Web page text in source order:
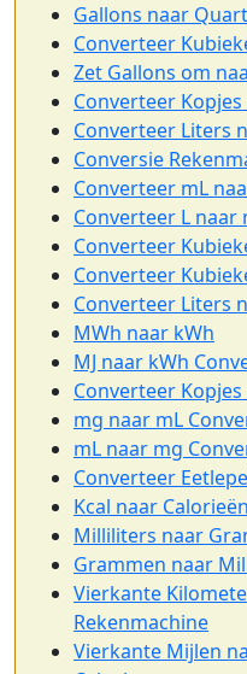
Gallons naar
Converteer
Zet Gallons om
Converteer
Converteer Liters
Conversie
Converteer mL
Converteer L naar
Converteer
Converteer
Converteer Liters
MWh naar kWh
MJ naar kWh
Converteer
mg naar mL
mL naar mg
Converteer
Kcal naar
Milliliters naar
Grammen naar
Vierkante
Rekenmachine
Vierkante Mijlen